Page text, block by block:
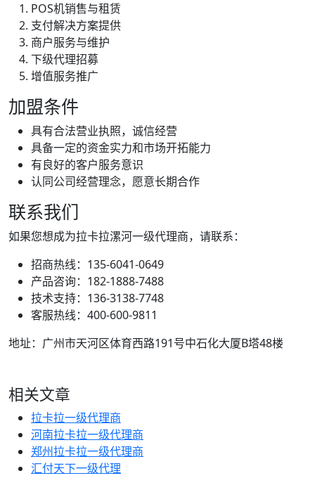
POS机销售与租赁
支付解决方案提供
商户服务与维护
下级代理招募
增值服务推广
加盟条件
具有合法营业执照，诚信经营
具备一定的资金实力和市场开拓能力
有良好的客户服务意识
认同公司经营理念，愿意长期合作
联系我们
如果您想成为拉卡拉漯河一级代理商，请联系：
招商热线：135-6041-0649
产品咨询：182-1888-7488
技术支持：136-3138-7748
客服热线：400-600-9811
地址：广州市天河区体育西路191号中石化大厦B塔48楼
相关文章
拉卡拉一级代理商
河南拉卡拉一级代理商
郑州拉卡拉一级代理商
汇付天下一级代理